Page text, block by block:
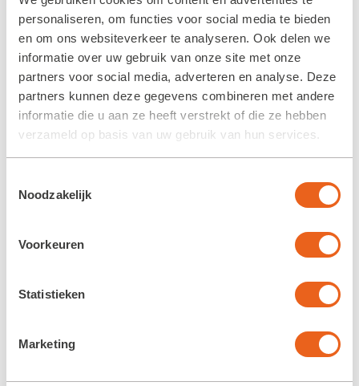
personaliseren, om functies voor social media te bieden
en om ons websiteverkeer te analyseren. Ook delen we
informatie over uw gebruik van onze site met onze
partners voor social media, adverteren en analyse. Deze
partners kunnen deze gegevens combineren met andere
informatie die u aan ze heeft verstrekt of die ze hebben
verzameld op basis van uw gebruik van hun services.
Noodzakelijk
Voorkeuren
Statistieken
Marketing
ontdekkingsreis van de bezoeker van a tot z
kloppen. Zo geven we naast informatie via
website en digitale Kolonie Informatie Punten,
dit jaar ook een eigen ‘Kolonie Magazine’ uit.
Dit uitgebreide magazine met meer dan 70
pagina’s kolonie-informatie wordt verspreid via
de 70 aangesloten ondernemers in het gebied
exemplaar van de glossy is overhandigd aan